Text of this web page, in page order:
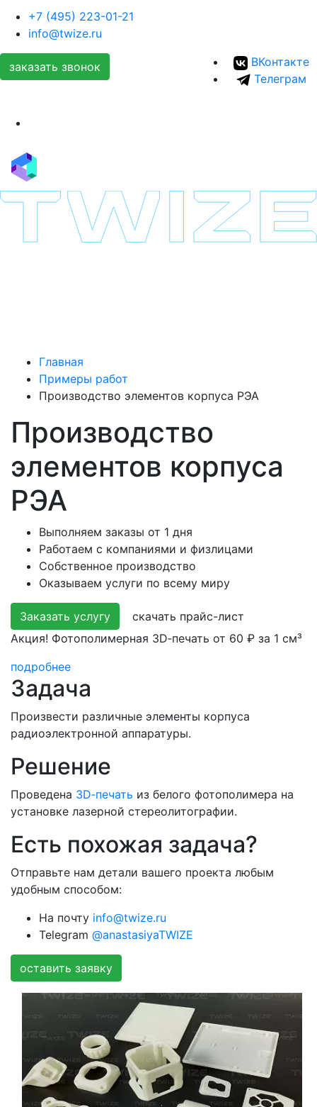
+7 (495) 223-01-21
info@twize.ru
заказать звонок
ВКонтакте
Телеграм
Главная
Примеры работ
Производство элементов корпуса РЭА
Производство
элементов корпуса
РЭА
Выполняем заказы от 1 дня
Работаем с компаниями и физлицами
Собственное производство
Оказываем услуги по всему миру
Заказать услугу
скачать прайс-лист
Акция! Фотополимерная 3D‑печать от 60 ₽ за 1 см³
подробнее
Задача
Произвести различные элементы корпуса
радиоэлектронной аппаратуры.
Решение
Проведена 3D‑печать из белого фотополимера на
установке лазерной стереолитографии.
Есть похожая задача?
Отправьте нам детали вашего проекта любым
удобным способом:
На почту info@twize.ru
Telegram @anastasiyaTWIZE
оставить заявку